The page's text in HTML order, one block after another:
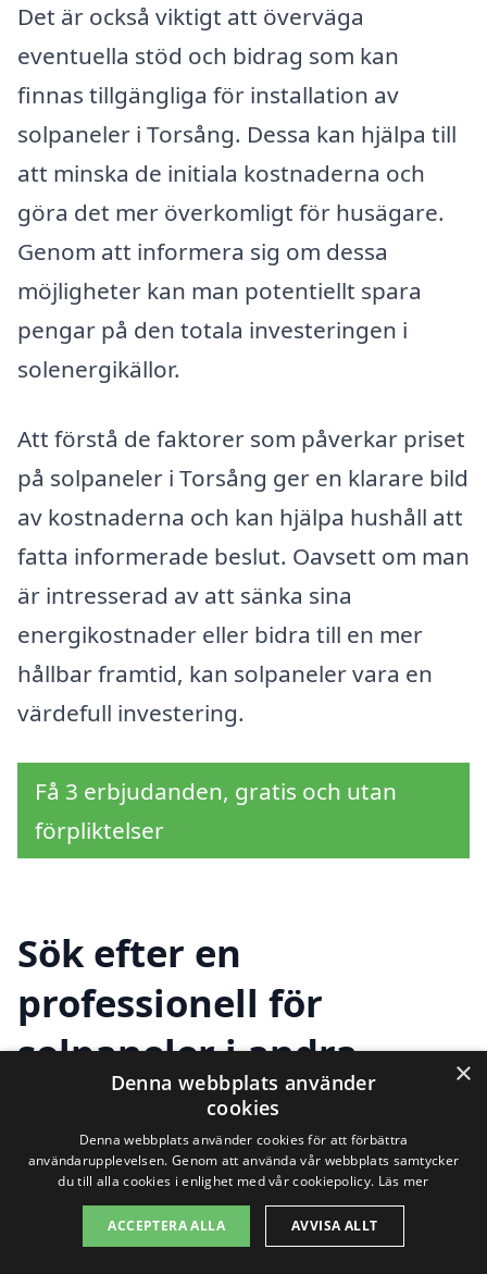
Det är också viktigt att överväga
eventuella stöd och bidrag som kan
finnas tillgängliga för installation av
solpaneler i Torsång. Dessa kan hjälpa till
att minska de initiala kostnaderna och
göra det mer överkomligt för husägare.
Genom att informera sig om dessa
möjligheter kan man potentiellt spara
pengar på den totala investeringen i
solenergikällor.
Att förstå de faktorer som påverkar priset
på solpaneler i Torsång ger en klarare bild
av kostnaderna och kan hjälpa hushåll att
fatta informerade beslut. Oavsett om man
är intresserad av att sänka sina
energikostnader eller bidra till en mer
hållbar framtid, kan solpaneler vara en
värdefull investering.
Få 3 erbjudanden, gratis och utan
förpliktelser
Sök efter en
professionell för
solpaneler i andra
städer nära Torsång
Att installera solpaneler i Torsång är en
utmärkt investering för både din plånbok
×
Denna webbplats använder
cookies
Denna webbplats använder cookies för att förbättra
användarupplevelsen. Genom att använda vår webbplats samtycker
du till alla cookies i enlighet med vår cookiepolicy. Läs mer
ACCEPTERA ALLA AVVISA ALLT